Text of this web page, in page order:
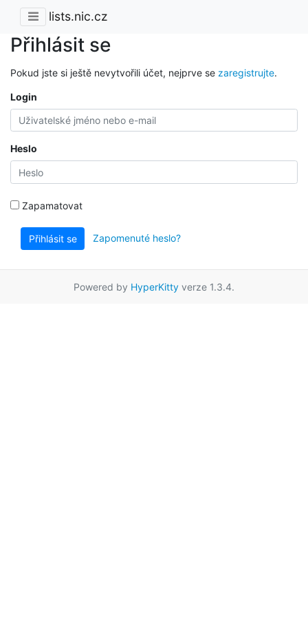
lists.nic.cz
Přihlásit se
Pokud jste si ještě nevytvořili účet, nejprve se zaregistrujte.
Login
Heslo
Zapamatovat
Přihlásit se Zapomenuté heslo?
Powered by HyperKitty verze 1.3.4.